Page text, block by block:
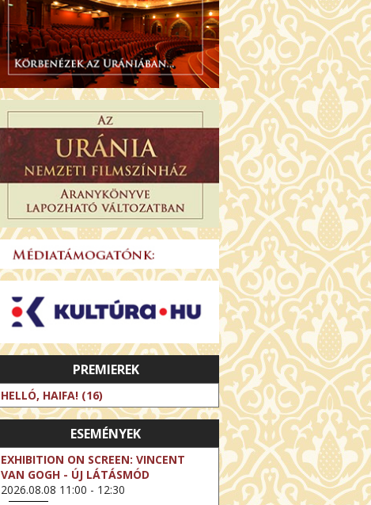
PREMIEREK
HELLÓ, HAIFA! (16)
ESEMÉNYEK
EXHIBITION ON SCREEN: VINCENT
VAN GOGH - ÚJ LÁTÁSMÓD
2026.08.08 11:00 - 12:30